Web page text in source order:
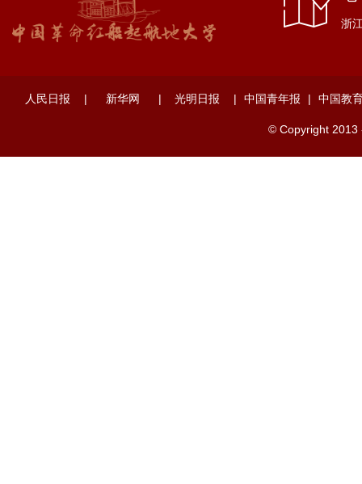
浙
人民日报 | 新华网 | 光明日报 | 中国青年报 | 中国教
© Copyright 2013